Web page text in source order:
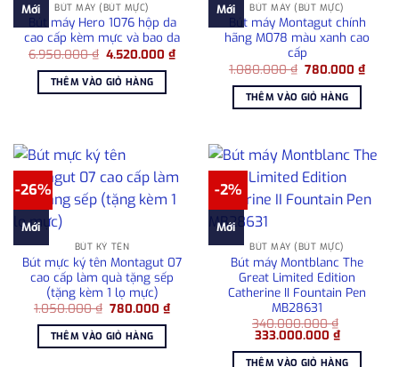
Mới BÚT MÁY (BÚT MỰC)
Bút máy Hero 1076 hộp da
cao cấp kèm mực và bao da
6.950.000₫ Giá
là:
6.950.000 ₫.
4.520.000₫Giá
hiện
4.520.000 ₫.
THÊM VÀO GIỎ HÀNG
Mới BÚT MÁY (BÚT MỰC)
Bút máy Montagut chính
hãng M078 màu xanh cao
cấp
1.080.000₫ Giá
là:
1.080.000 ₫.
780.000₫Giá
hiện
THÊM VÀO GIỎ HÀNG
-26%
Mới
BÚT KÝ TÊN
Bút mực ký tên Montagut 07
cao cấp làm quà tặng sếp
(tặng kèm 1 lọ mực)
1.050.000₫ Giá
là:
1.050.000 ₫.
780.000₫Giá
hiện
THÊM VÀO GIỎ HÀNG
-2%
Mới
BÚT MÁY (BÚT MỰC)
Bút máy Montblanc The
Great Limited Edition
Catherine II Fountain Pen
MB28631
340.000.000₫
Giá
là:
333.000.000 ₫Giá
hiện
tại
THÊM VÀO GIỎ HÀNG